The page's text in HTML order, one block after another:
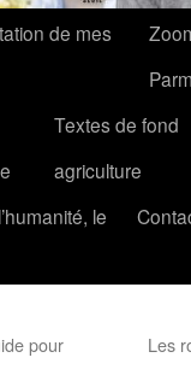
de mes
Textes de fond
agriculture
le
pour
Les